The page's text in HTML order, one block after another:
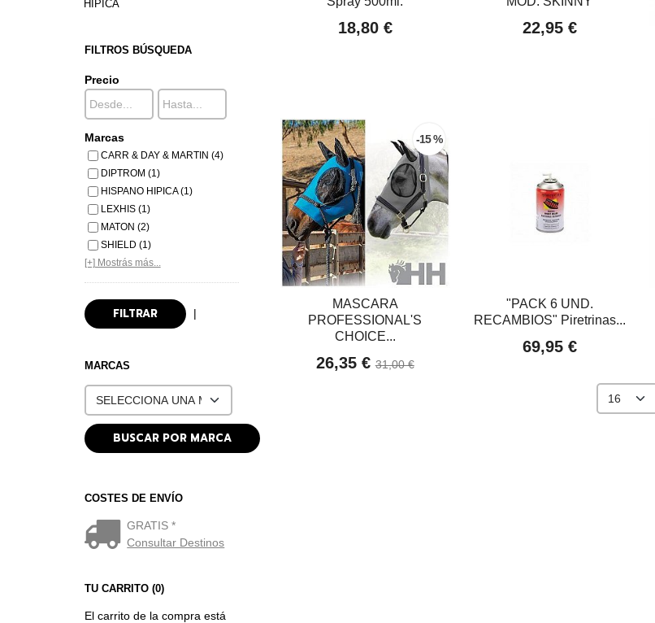
HÍPICA
FILTROS BÚSQUEDA
Precio
Marcas
CARR & DAY & MARTIN (4)
DIPTROM (1)
HISPANO HIPICA (1)
LEXHIS (1)
MATON (2)
SHIELD (1)
[+] Mostrás más...
|
MARCAS
COSTES DE ENVÍO
GRATIS *
Consultar Destinos
TU CARRITO (0)
El carrito de la compra está
18,80 € 22,95 €
-15 %
MASCARA
PROFESSIONAL'S
CHOICE...
26,35 €31,00 €
"PACK 6 UND.
RECAMBIOS" Piretrinas...
69,95 €